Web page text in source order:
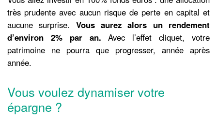
très prudente avec aucun risque de perte en capital et
aucune surprise. Vous aurez alors un rendement
d’environ 2% par an. Avec l’effet cliquet, votre
patrimoine ne pourra que progresser, année après
année.
Vous voulez dynamiser votre
épargne ?